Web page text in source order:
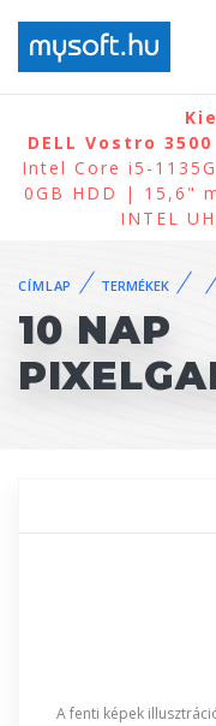
DELL Vostro
Intel Core i5-
0GB HDD | 15,6"
INTEL
CÍMLAP TERMÉKEK
10 NAP
A fenti képek